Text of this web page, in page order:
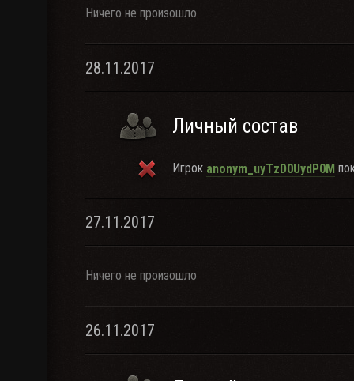
Ничего не произошло
28.11.2017
Личный состав
Игрок anonym_uyTzD0UydP0M
27.11.2017
Ничего не произошло
26.11.2017